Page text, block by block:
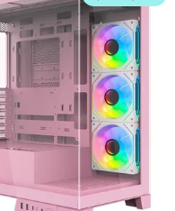
وبکم
اکسسوری
کول پد
پاوربانک
کابل‌ها